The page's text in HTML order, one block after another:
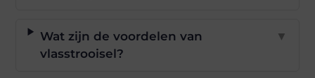
Wat zijn de voordelen van
vlasstrooisel?
▼